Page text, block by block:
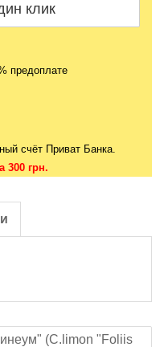
предоплате
счёт Приват Банка.
300 грн.
(C.limon "Foliis